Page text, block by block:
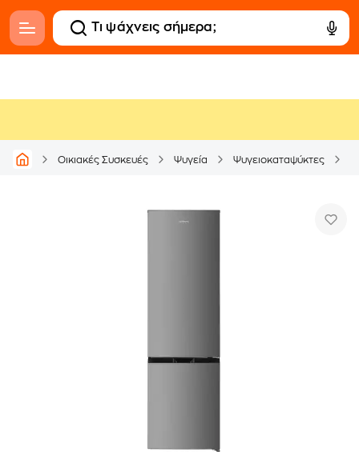
Οικιακές Συσκευές Ψυγεία Ψυγειοκαταψύκτες